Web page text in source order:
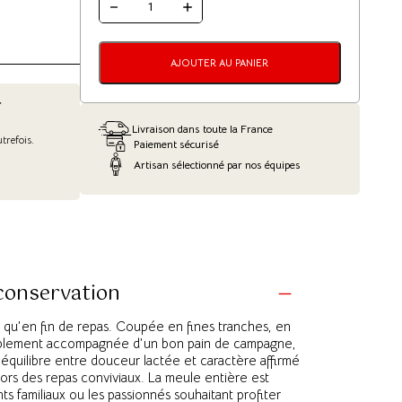
QUANTITÉ
DE
AU
ENTIER
DU
VAL
D'ORBEY
KG
AJOUTER AU PANIER
Livraison dans toute la France
Paiement sécurisé
Artisan sélectionné par nos équipes
fin de repas. Coupée en fines tranches, en
accompagnée d’un bon pain de campagne,
entre douceur lactée et caractère affirmé
des repas conviviaux. La meule entière est
familiaux ou les passionnés souhaitant profiter